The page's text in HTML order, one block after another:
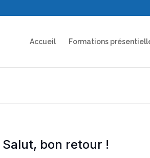
Accueil Formations
Salut, bon retour !